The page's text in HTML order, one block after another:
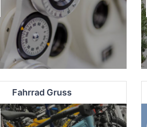
Fahrrad Gruss